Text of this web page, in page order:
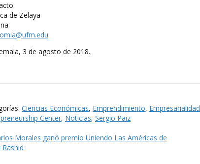
de Zelaya
3 de agosto de 2018.
Ciencias Económicas, Emprendimiento, Empresarialidad
Center, Noticias, Sergio Paiz
Morales ganó premio Uniendo Las Américas de
Rashid